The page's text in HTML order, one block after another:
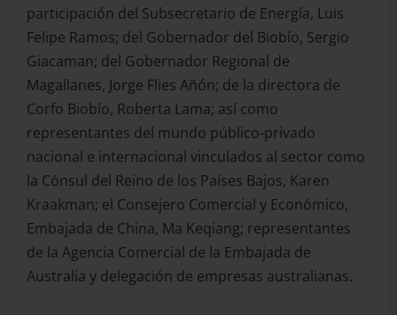
participación del Subsecretario de Energía, Luis
Felipe Ramos; del Gobernador del Biobío, Sergio
Giacaman; del Gobernador Regional de
Magallanes, Jorge Flies Añón; de la directora de
Corfo Biobío, Roberta Lama; así como
representantes del mundo público-privado
nacional e internacional vinculados al sector como
la Cónsul del Reino de los Países Bajos, Karen
Kraakman; el Consejero Comercial y Económico,
Embajada de China, Ma Keqiang; representantes
de la Agencia Comercial de la Embajada de
Australia y delegación de empresas australianas.